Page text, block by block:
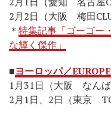
2月2日（大阪 梅田
＊ 特集記事「ゴーゴー
な輝く傑作」
■ヨーロッパ／EUROPE
1月31日（大阪 なんば
2月1日、2日（東京